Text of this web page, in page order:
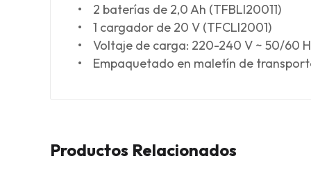
• 2 baterías de 2,0 Ah (TFBLI20011)
• 1 cargador de 20 V (TFCLI2001)
• Voltaje de carga: 220-240 V ~ 50/60
• Empaquetado en maletín de
Productos Relacionados